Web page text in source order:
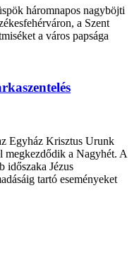
háromnapos nagyböjti
a Szent
a város papsága
Egyház Krisztus Urunk
megkezdődik a Nagyhét. A
időszaka Jézus
tartó eseményeket